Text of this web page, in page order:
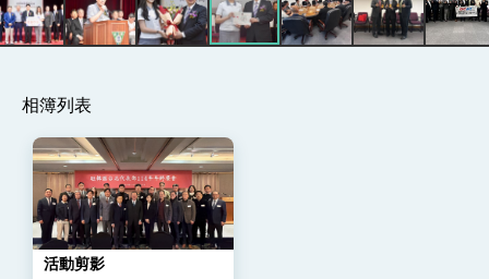
外交部長林佳龍接見美國智庫「德國馬歇爾基金
會」訪問團一行，深化跨大西洋戰略夥伴關係
外交部與數位發展部攜手合作，整合台灣雄厚數
位實力，達成固邦榮邦目標
外交部長林佳龍主持第35次「參與亞太經濟合作
策略小組」跨部會會議
民調顯示多數國人滿意政府外交表現，高度支持
「總合外交」與台歐美日關係深化
相簿列表
活動剪影